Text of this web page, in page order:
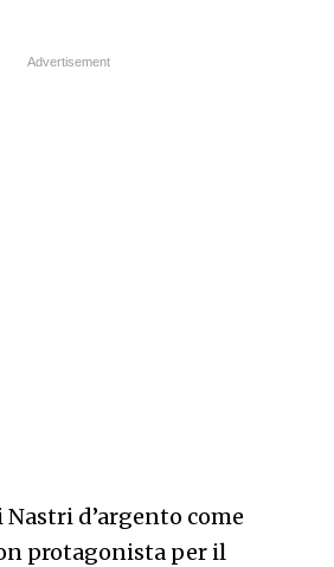
d’argento come
protagonista per il